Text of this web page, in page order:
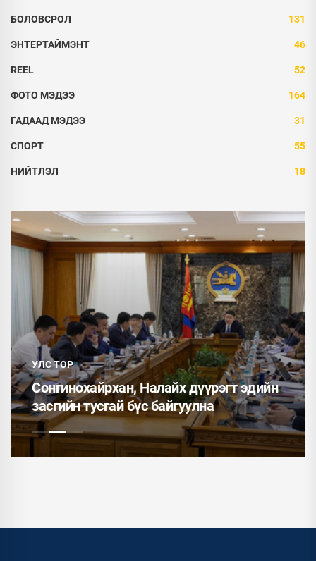
БОЛОВСРОЛ 131
ЭНТЕРТАЙМЭНТ 46
REEL 52
ФОТО МЭДЭЭ 164
ГАДААД МЭДЭЭ 31
СПОРТ 55
НИЙТЛЭЛ 18
УЛС ТӨР
Сонгинохайрхан, Налайх дүүрэгт эдийн
засгийн тусгай бүс байгуулна